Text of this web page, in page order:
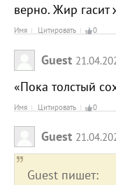
верно. Жир
Имя Цитировать 0
Guest
«Пока толстый
Имя Цитировать 0
Guest
Guest пишет: